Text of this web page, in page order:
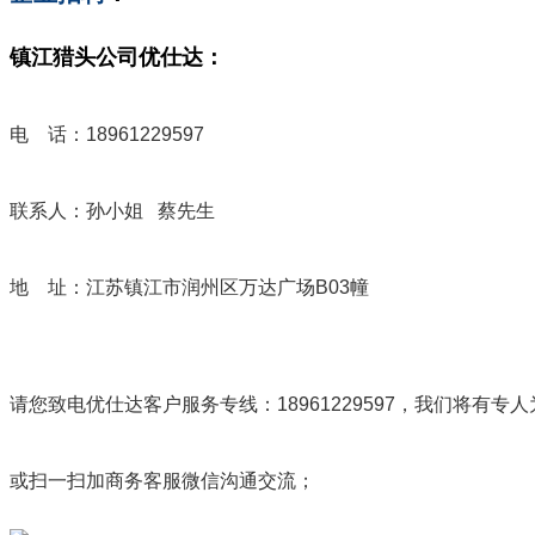
镇江猎头公司优仕达：
电 话：18961229597
联系人：孙小姐 蔡先生
地 址：江苏镇江市润州区万达广场B03幢
请您致电优仕达客户服务专线：18961229597，我们将有专人
或扫一扫加商务客服微信沟通交流；